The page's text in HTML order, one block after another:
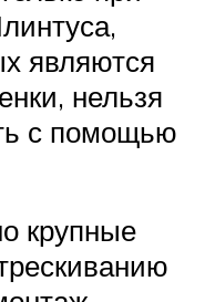
являются
нельзя
с помощью
крупные